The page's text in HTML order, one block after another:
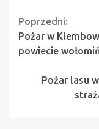
Continue
Reading
Poprzedni:
Pożar w
powiecie
Pożar lasu